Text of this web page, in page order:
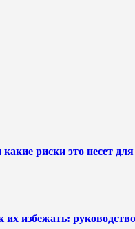
риски это несет
избежать: